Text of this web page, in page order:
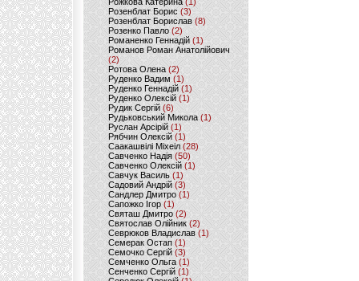
Розенблат Борис (3)
Розенблат Борислав (8)
Розенко Павло (2)
Романенко Геннадій (1)
Романов Роман Анатолійович
(2)
Ротова Олена(2)
Руденко Вадим (1)
Руденко Геннадій (1)
Руденко Олексій(1)
Рудик Сергій(6)
Рудьковський Микола (1)
Руслан Арсірій(1)
Рябчин Олексій (1)
Саакашвілі Міхеіл(28)
Савченко Надія (50)
Савченко Олексій(1)
Савчук Василь (1)
Садовий Андрій (3)
Сандлер Дмитро(1)
Сапожко Ігор(1)
Святаш Дмитро (2)
Святослав Олійник (2)
Севрюков Владислав (1)
Семерак Остап (1)
Семочко Сергій (3)
Семченко Ольга (1)
Сенченко Сергій(1)